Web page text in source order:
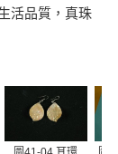
活品質，真珠